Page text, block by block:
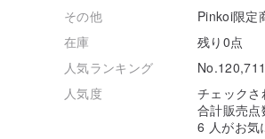
その他
Pinkoi限定
在庫
残り0点
人気ランキング
人気度
チェック
合計販売点
6 人がお気